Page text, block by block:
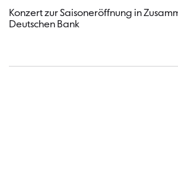
Konzert zur Saisoneröffnung in
Deutschen Bank